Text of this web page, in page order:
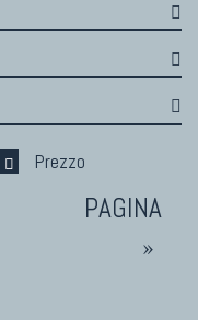
Prezzo
»